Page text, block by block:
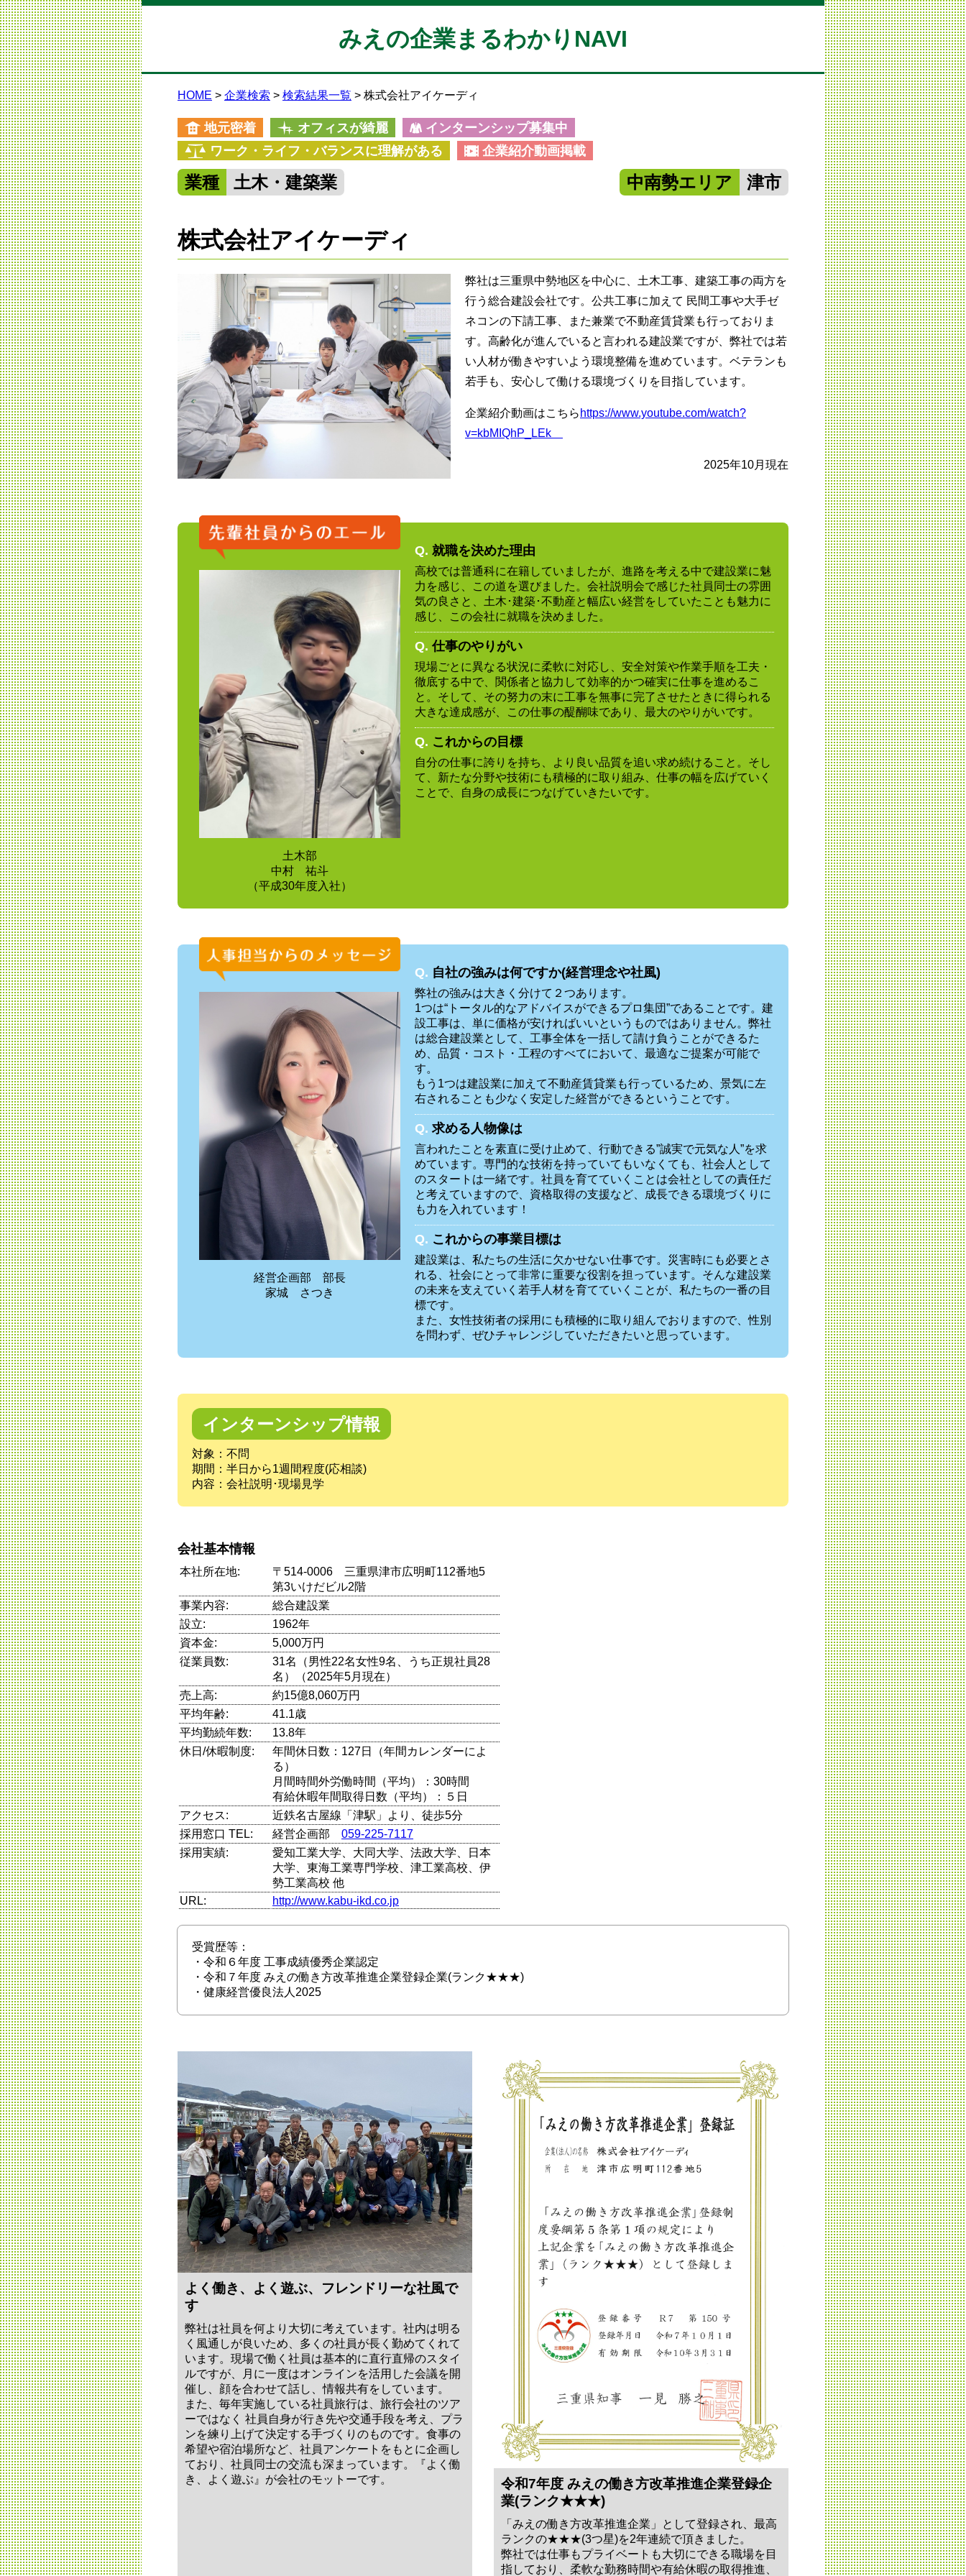
みえの企業まるわかりNAVI
HOME 企業検索 検索結果一覧 株式会社アイケーディ
地元密着 オフィスが綺麗
インターンシップ募集中
ワーク・ライフ・バランスに理解がある
企業紹介動画掲載
業種 土木・建築業 中南勢エリア 津市
株式会社アイケーディ
弊社は三重県中勢地区を中心に、土木工事、建築工事の両方を
行う総合建設会社です。公共工事に加えて 民間工事や大手ゼ
ネコンの下請工事、また兼業で不動産賃貸業も行っておりま
す。高齢化が進んでいると言われる建設業ですが、弊社では若
い人材が働きやすいよう環境整備を進めています。ベテランも
若手も、安心して働ける環境づくりを目指しています。
企業紹介動画はこちら https://www.youtube.com/watch?
v=kbMIQhP_LEk
2025年10月現在
土木部
中村 祐斗
（平成30年度入社）
Q. 就職を決めた理由
高校では普通科に在籍していましたが、進路を考える中で建設業に魅
力を感じ、この道を選びました。会社説明会で感じた社員同士の雰囲
気の良さと、土木･建築･不動産と幅広い経営をしていたことも魅力に
感じ、この会社に就職を決めました。
Q. 仕事のやりがい
現場ごとに異なる状況に柔軟に対応し、安全対策や作業手順を工夫・
徹底する中で、関係者と協力して効率的かつ確実に仕事を進めるこ
と。そして、その努力の末に工事を無事に完了させたときに得られる
大きな達成感が、この仕事の醍醐味であり、最大のやりがいです。
Q. これからの目標
自分の仕事に誇りを持ち、より良い品質を追い求め続けること。そし
て、新たな分野や技術にも積極的に取り組み、仕事の幅を広げていく
ことで、自身の成長につなげていきたいです。
経営企画部 部長
家城 さつき
Q. 自社の強みは何ですか(経営理念や社風)
弊社の強みは大きく分けて２つあります。
1つは“トータル的なアドバイスができるプロ集団”であることです。建
設工事は、単に価格が安ければいいというものではありません。弊社
は総合建設業として、工事全体を一括して請け負うことができるた
め、品質・コスト・工程のすべてにおいて、最適なご提案が可能で
す。
もう1つは建設業に加えて不動産賃貸業も行っているため、景気に左
右されることも少なく安定した経営ができるということです。
Q. 求める人物像は
言われたことを素直に受け止めて、行動できる”誠実で元気な人”を求
めています。専門的な技術を持っていてもいなくても、社会人として
のスタートは一緒です。社員を育てていくことは会社としての責任だ
と考えていますので、資格取得の支援など、成長できる環境づくりに
も力を入れています！
Q. これからの事業目標は
建設業は、私たちの生活に欠かせない仕事です。災害時にも必要とさ
れる、社会にとって非常に重要な役割を担っています。そんな建設業
の未来を支えていく若手人材を育てていくことが、私たちの一番の目
標です。
また、女性技術者の採用にも積極的に取り組んでおりますので、性別
を問わず、ぜひチャレンジしていただきたいと思っています。
インターンシップ情報
対象：不問
期間：半日から1週間程度(応相談)
内容：会社説明･現場見学
会社基本情報
本社所在地:
〒514-0006 三重県津市広明町112番地5
第3いけだビル2階
事業内容:
総合建設業
設立:
1962年
資本金:
5,000万円
従業員数:
31名（男性22名女性9名、うち正規社員28
名）（2025年5月現在）
売上高:
約15億8,060万円
平均年齢:
41.1歳
平均勤続年数:
13.8年
休日/休暇制度:
年間休日数：127日（年間カレンダーによ
る）
月間時間外労働時間（平均）：30時間
有給休暇年間取得日数（平均）：５日
アクセス:
近鉄名古屋線「津駅」より、徒歩5分
採用窓口 TEL:
経営企画部 059-225-7117
採用実績:
愛知工業大学、大同大学、法政大学、日本
大学、東海工業専門学校、津工業高校、伊
勢工業高校 他
URL:
http://www.kabu-ikd.co.jp
受賞歴等：
・令和６年度 工事成績優秀企業認定
・令和７年度 みえの働き方改革推進企業登録企業(ランク★★★)
・健康経営優良法人2025
よく働き、よく遊ぶ、フレンドリーな社風で
す
弊社は社員を何より大切に考えています。社内は明る
く風通しが良いため、多くの社員が長く勤めてくれて
います。現場で働く社員は基本的に直行直帰のスタイ
ルですが、月に一度はオンラインを活用した会議を開
催し、顔を合わせて話し、情報共有をしています。
また、毎年実施している社員旅行は、旅行会社のツア
ーではなく 社員自身が行き先や交通手段を考え、プラ
ンを練り上げて決定する手づくりのものです。食事の
希望や宿泊場所など、社員アンケートをもとに企画し
ており、社員同士の交流も深まっています。『よく働
き、よく遊ぶ』が会社のモットーです。
令和7年度 みえの働き方改革推進企業登録企
業(ランク★★★)
「みえの働き方改革推進企業」として登録され、最高
ランクの★★★(3つ星)を2年連続で頂きました。
弊社では仕事もプライベートも大切にできる職場を目
指しており、柔軟な勤務時間や有給休暇の取得推進、